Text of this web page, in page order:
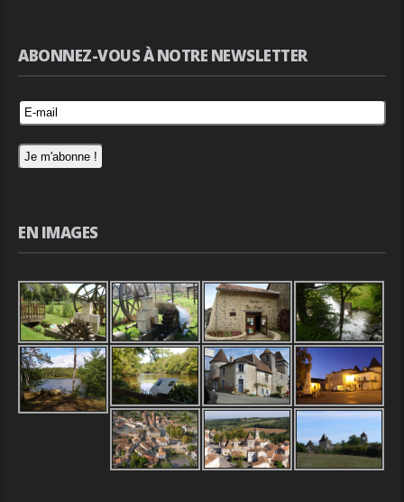
ABONNEZ-VOUS À NOTRE NEWSLETTER
EN IMAGES